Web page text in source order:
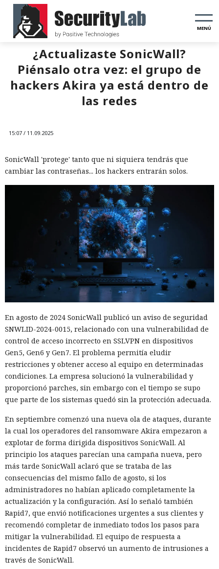
MENÚ
¿Actualizaste SonicWall?
Piénsalo otra vez: el grupo de
hackers Akira ya está dentro de
las redes
15:07 / 11.09.2025
SonicWall 'protege' tanto que ni siquiera tendrás que
cambiar las contraseñas... los hackers entrarán solos.
En agosto de 2024 SonicWall publicó un aviso de seguridad
SNWLID-2024-0015, relacionado con una vulnerabilidad de
control de acceso incorrecto en SSLVPN en dispositivos
Gen5, Gen6 y Gen7. El problema permitía eludir
restricciones y obtener acceso al equipo en determinadas
condiciones. La empresa solucionó la vulnerabilidad y
proporcionó parches, sin embargo con el tiempo se supo
que parte de los sistemas quedó sin la protección adecuada.
En septiembre comenzó una nueva ola de ataques, durante
la cual los operadores del ransomware Akira empezaron a
explotar de forma dirigida dispositivos SonicWall. Al
principio los ataques parecían una campaña nueva, pero
más tarde SonicWall aclaró que se trataba de las
consecuencias del mismo fallo de agosto, si los
administradores no habían aplicado completamente la
actualización y la configuración. Así lo señaló también
Rapid7, que envió notificaciones urgentes a sus clientes y
recomendó completar de inmediato todos los pasos para
mitigar la vulnerabilidad. El equipo de respuesta a
incidentes de Rapid7 observó un aumento de intrusiones a
través de SonicWall.